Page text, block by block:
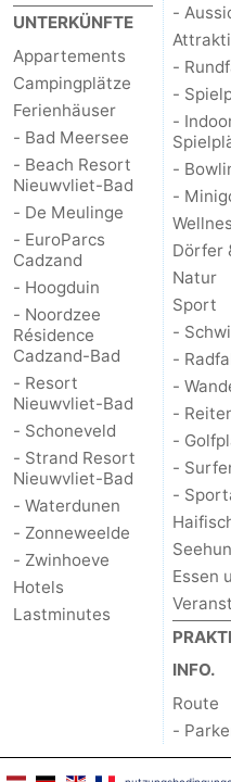
UNTERKÜNFTE
Appartements
Campingplätze
Ferienhäuser
- Bad Meersee
- Beach Resort
Nieuwvliet-Bad
- De Meulinge
- EuroParcs
Cadzand
- Hoogduin
- Noordzee
Résidence
Cadzand-Bad
- Resort
Nieuwvliet-Bad
- Schoneveld
- Strand Resort
Nieuwvliet-Bad
- Waterdunen
- Zonneweelde
- Zwinhoeve
Hotels
Lastminutes
-
-
-
-
-
-
Dörfer
Natur
Sport
-
-
-
-
-
-
-
Essen
INFO.
Route
-